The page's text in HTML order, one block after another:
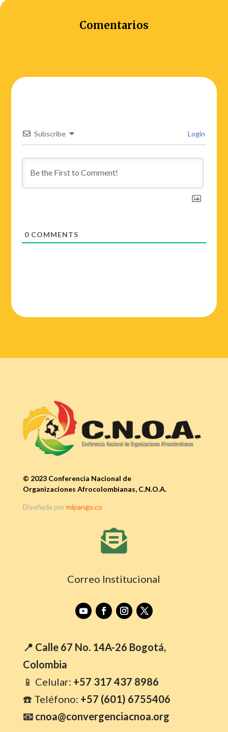
Comentarios
Subscribe Login
0 COMMENTS
© 2023 Conferencia Nacional de
Organizaciones Afrocolombianas, C.N.O.A.
Diseñada pormipango.co

Correo Institucional
📍 Calle 67 No. 14A-26 Bogotá,
Colombia
📱 Celular: +57 317 437 8986
☎️ Teléfono: +57 (601) 6755406
📧 cnoa@convergenciacnoa.org